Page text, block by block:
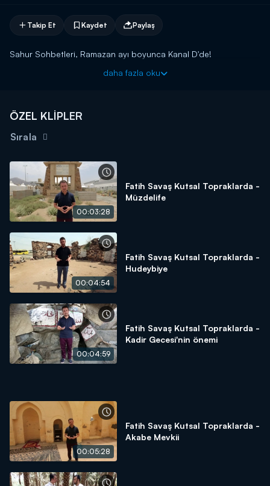
Takip Et Kaydet Paylaş
Sahur Sohbetleri, Ramazan ayı boyunca Kanal D'de!
daha fazla oku
ÖZEL KLİPLER
Sırala
00:03:28
Fatih Savaş Kutsal Topraklarda -
Müzdelife
00:04:54
Fatih Savaş Kutsal Topraklarda -
Hudeybiye
00:04:59
Fatih Savaş Kutsal Topraklarda -
Kadir Gecesi'nin önemi
00:05:28
Fatih Savaş Kutsal Topraklarda -
Akabe Mevkii